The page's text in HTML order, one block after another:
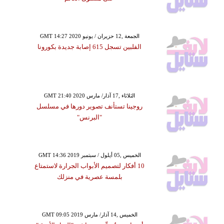
GMT 14:27 2020 الجمعة ,12 حزيران / يونيو
الفلبين تسجل 615 إصابة جديدة بكورونا
GMT 21:40 2020 الثلاثاء ,17 آذار/ مارس
روجينا تستأنف تصوير دورها في مسلسل
"البرنس"
GMT 14:36 2019 الخميس ,05 أيلول / سبتمبر
10 أفكار لتصميم الأبواب الجرارة لاستمتاع
بلمسة عصرية في منزلك
GMT 09:05 2019 الخميس ,14 آذار/ مارس